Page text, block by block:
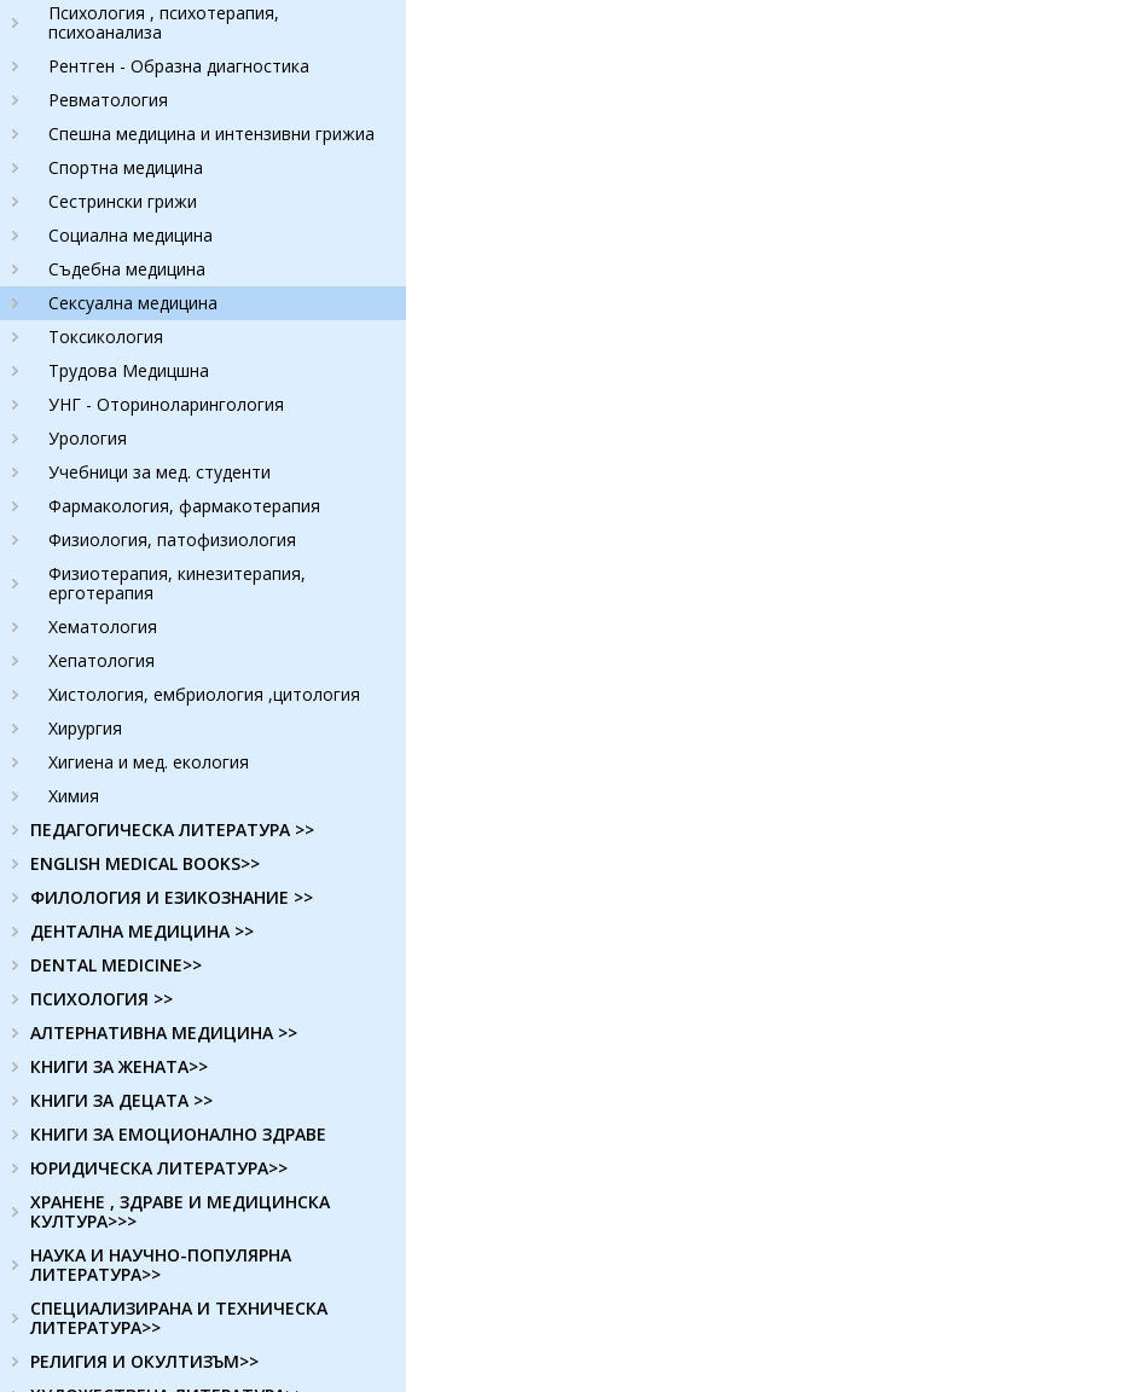
Психология , психотерапия,
психоанализа
Рентген - Образна диагностика
Ревматология
Спешна медицина и интензивни грижиа
Спортна медицина
Сестрински грижи
Социална медицина
Съдебна медицина
Сексуална медицина
Токсикология
Трудова Медицшна
УНГ - Оториноларингология
Урология
Учебници за мед. студенти
Фармакология, фармакотерапия
Физиология, патофизиология
Физиотерапия, кинезитерапия,
ерготерапия
Хематология
Хепатология
Хистология, ембриология ,цитология
Хирургия
Хигиена и мед. екология
Химия
ПЕДАГОГИЧЕСКА ЛИТЕРАТУРА >>
ENGLISH MEDICAL BOOKS>>
ФИЛОЛОГИЯ И ЕЗИКОЗНАНИЕ >>
ДЕНТАЛНА МЕДИЦИНА >>
DENTAL MEDICINE>>
ПСИХОЛОГИЯ >>
АЛТЕРНАТИВНА МЕДИЦИНА >>
КНИГИ ЗА ЖЕНАТА>>
КНИГИ ЗА ДЕЦАТА >>
КНИГИ ЗА ЕМОЦИОНАЛНО ЗДРАВЕ
ЮРИДИЧЕСКА ЛИТЕРАТУРА>>
ХРАНЕНЕ , ЗДРАВЕ И МЕДИЦИНСКА
КУЛТУРА>>>
НАУКА И НАУЧНО-ПОПУЛЯРНА
ЛИТЕРАТУРА>>
СПЕЦИАЛИЗИРАНА И ТЕХНИЧЕСКА
ЛИТЕРАТУРА>>
РЕЛИГИЯ И ОКУЛТИЗЪМ>>